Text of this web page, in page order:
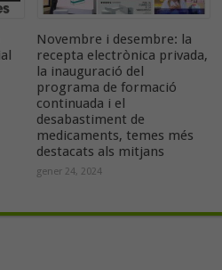
Novembre i desembre: la
recepta electrònica privada,
la inauguració del
programa de formació
continuada i el
desabastiment de
medicaments, temes més
destacats als mitjans
gener 24, 2024